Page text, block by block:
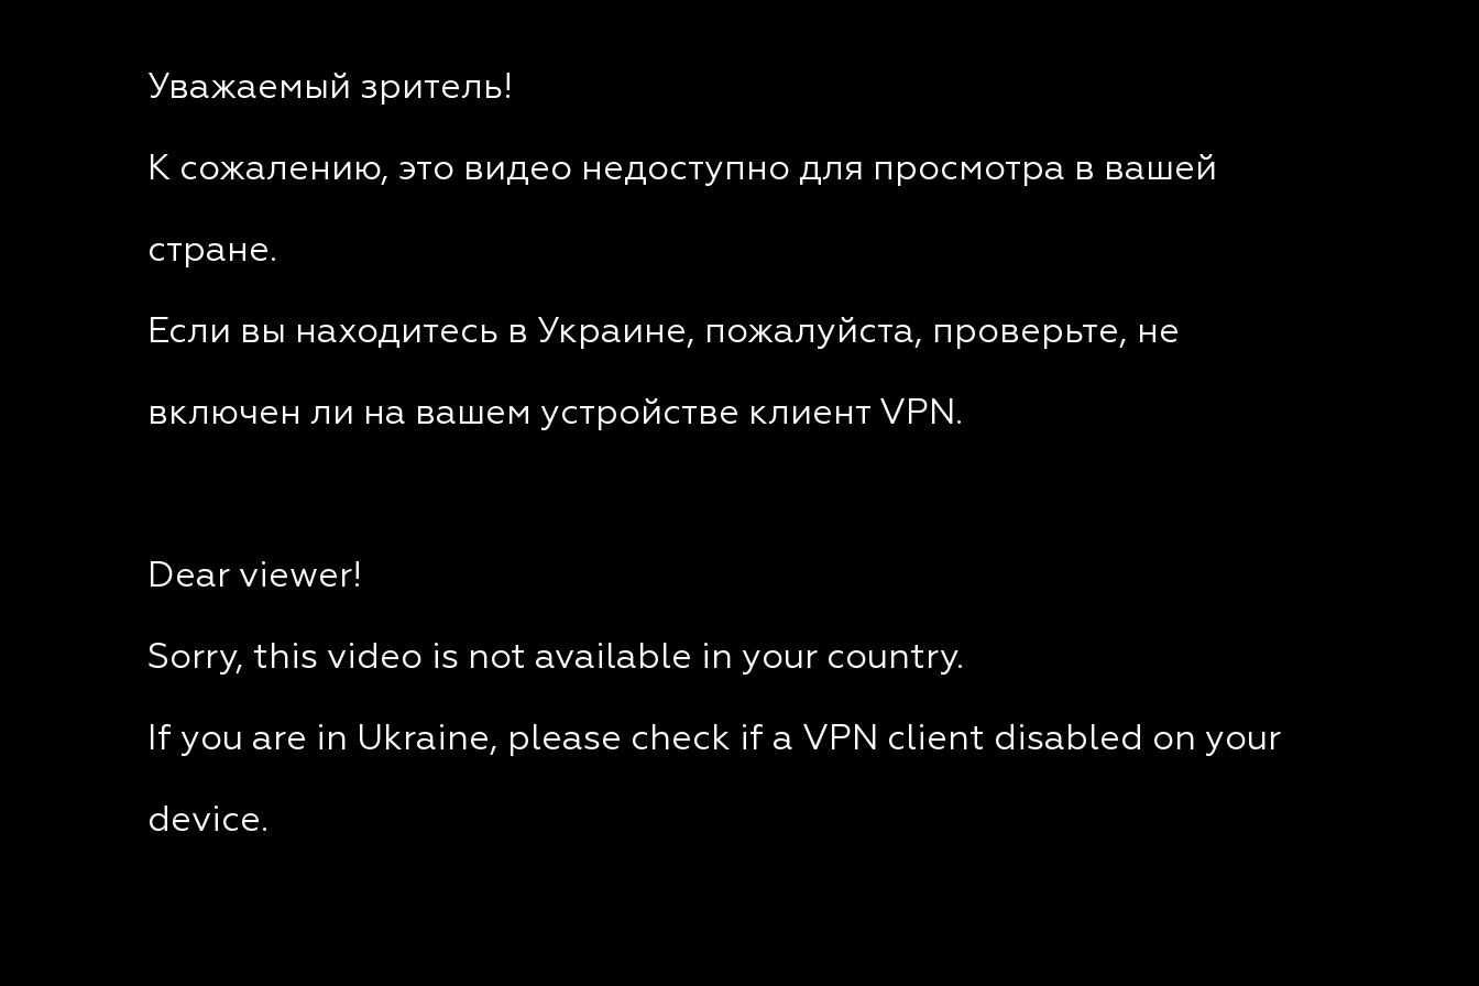
Уважаемый зритель!
К сожалению, это видео недоступно для просмотра в вашей
стране.
Если вы находитесь в Украине, пожалуйста, проверьте, не
включен ли на вашем устройстве клиент VPN.
Dear viewer!
Sorry, this video is not available in your country.
If you are in Ukraine, please check if a VPN client disabled on your
device.